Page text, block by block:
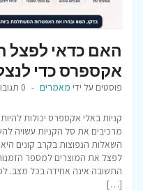
האם כדאי לפצל
אקספרס כדי לנצל
פוסטים על ידי מאמרים 0 תגובות
קניות באלי אקספרס יכולות
מרכיבים את סל הקניות עשויה
השאלות הנפוצות בקרב קונים
לפצל את המוצרים למספר
התשובה אינה אחידה בכל מצב.
[…]